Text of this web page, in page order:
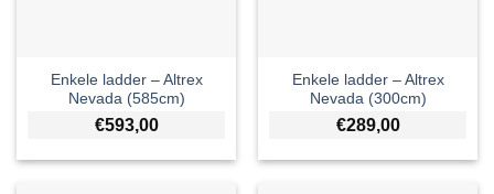
Enkele ladder – Altrex
Nevada (585cm)
€593,00
Enkele ladder – Altrex
Nevada (300cm)
€289,00